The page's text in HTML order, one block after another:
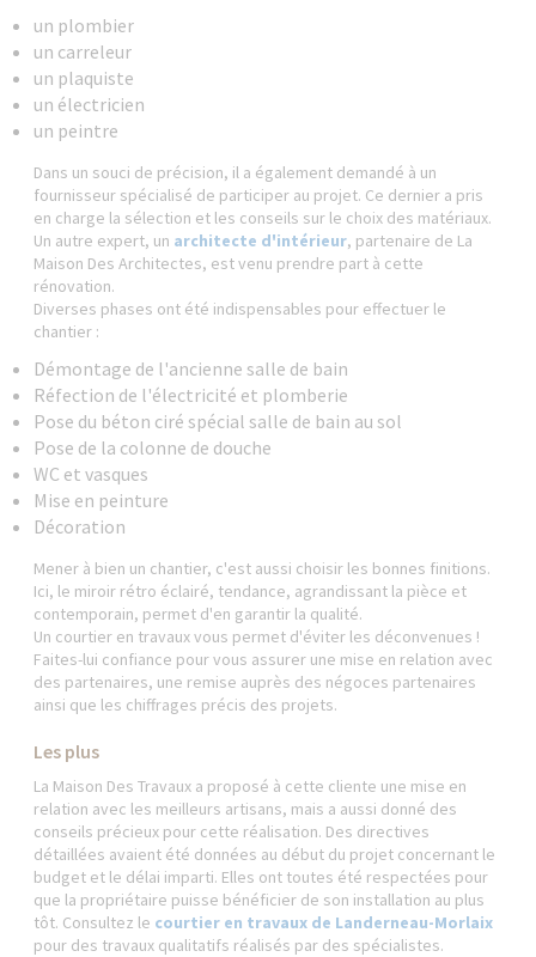
un plombier
un carreleur
un plaquiste
un électricien
un peintre
Dans un souci de précision, il a également demandé à un
fournisseur spécialisé de participer au projet. Ce dernier a pris
en charge la sélection et les conseils sur le choix des matériaux.
Un autre expert, un architecte d'intérieur, partenaire de La
Maison Des Architectes, est venu prendre part à cette
rénovation.
Diverses phases ont été indispensables pour effectuer le
chantier :
Démontage de l'ancienne salle de bain
Réfection de l'électricité et plomberie
Pose du béton ciré spécial salle de bain au sol
Pose de la colonne de douche
WC et vasques
Mise en peinture
Décoration
Mener à bien un chantier, c'est aussi choisir les bonnes finitions.
Ici, le miroir rétro éclairé, tendance, agrandissant la pièce et
contemporain, permet d'en garantir la qualité.
Un courtier en travaux vous permet d'éviter les déconvenues !
Faites-lui confiance pour vous assurer une mise en relation avec
des partenaires, une remise auprès des négoces partenaires
ainsi que les chiffrages précis des projets.
Les plus
La Maison Des Travaux a proposé à cette cliente une mise en
relation avec les meilleurs artisans, mais a aussi donné des
conseils précieux pour cette réalisation. Des directives
détaillées avaient été données au début du projet concernant le
budget et le délai imparti. Elles ont toutes été respectées pour
que la propriétaire puisse bénéficier de son installation au plus
tôt. Consultez le courtier en travaux de Landerneau-Morlaix
pour des travaux qualitatifs réalisés par des spécialistes.